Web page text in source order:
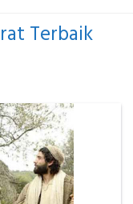
Terbaik